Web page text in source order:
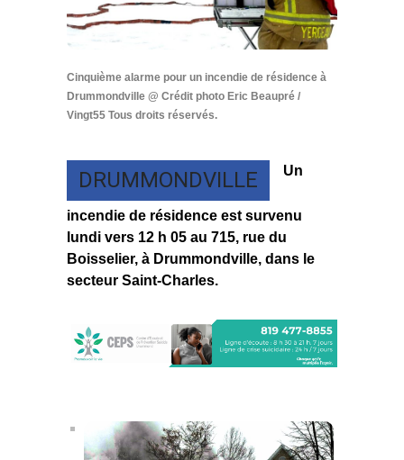
Cinquième alarme pour un incendie de résidence à
Drummondville @ Crédit photo Eric Beaupré /
Vingt55 Tous droits réservés.
DRUMMONDVILLE Un
incendie de résidence est survenu
lundi vers 12 h 05 au 715, rue du
Boisselier, à Drummondville, dans le
secteur Saint-Charles.